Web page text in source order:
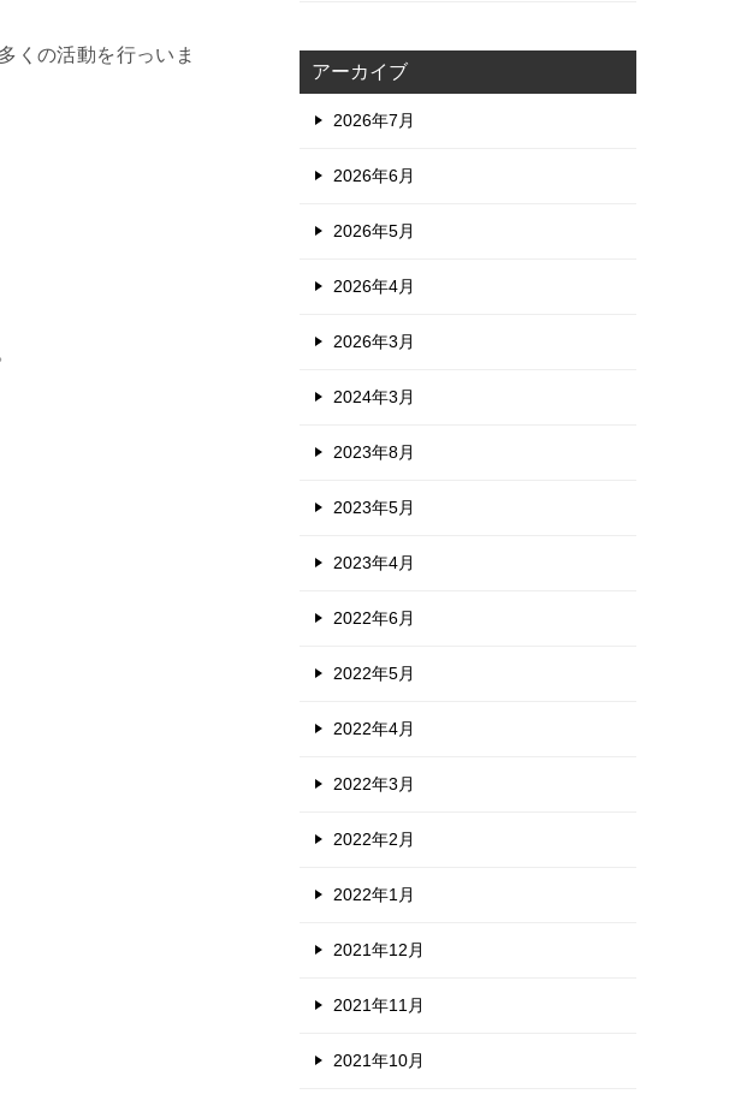
くの活動を行っいま
アーカイブ
2026年7月
2026年6月
2026年5月
2026年4月
2026年3月
2024年3月
2023年8月
2023年5月
2023年4月
2022年6月
2022年5月
2022年4月
2022年3月
2022年2月
2022年1月
2021年12月
2021年11月
2021年10月